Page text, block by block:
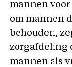
mannen voor
om mannen
behouden,
zorgafdeling
mannen als